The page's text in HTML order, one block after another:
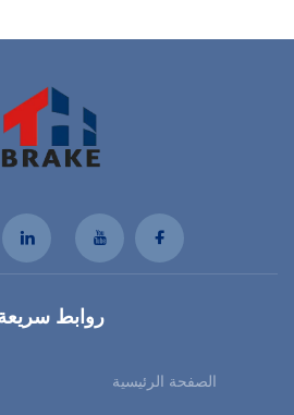
روابط
الصفحة الرئيسية